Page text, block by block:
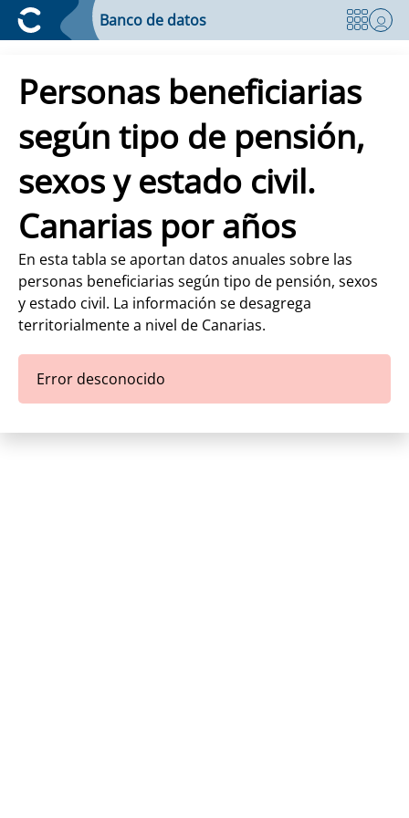
Banco de datos
Personas beneficiarias
según tipo de pensión,
sexos y estado civil.
Canarias por años
En esta tabla se aportan datos anuales sobre las
personas beneficiarias según tipo de pensión, sexos
y estado civil. La información se desagrega
territorialmente a nivel de Canarias.
Error desconocido